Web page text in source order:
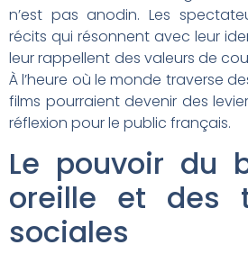
n’est pas anodin. Les
récits qui résonnent avec leur
leur rappellent des valeurs de
À l’heure où le monde traverse
films pourraient devenir des
réflexion pour le public français.
Le pouvoir du
oreille et des
sociales